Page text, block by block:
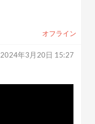
オフライン
2024年3月20日 15:27